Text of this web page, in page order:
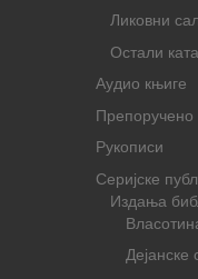
Ликовни
Остали
Аудио књиге
Препоручено
Рукописи
Серијске
Издања
Дејанске